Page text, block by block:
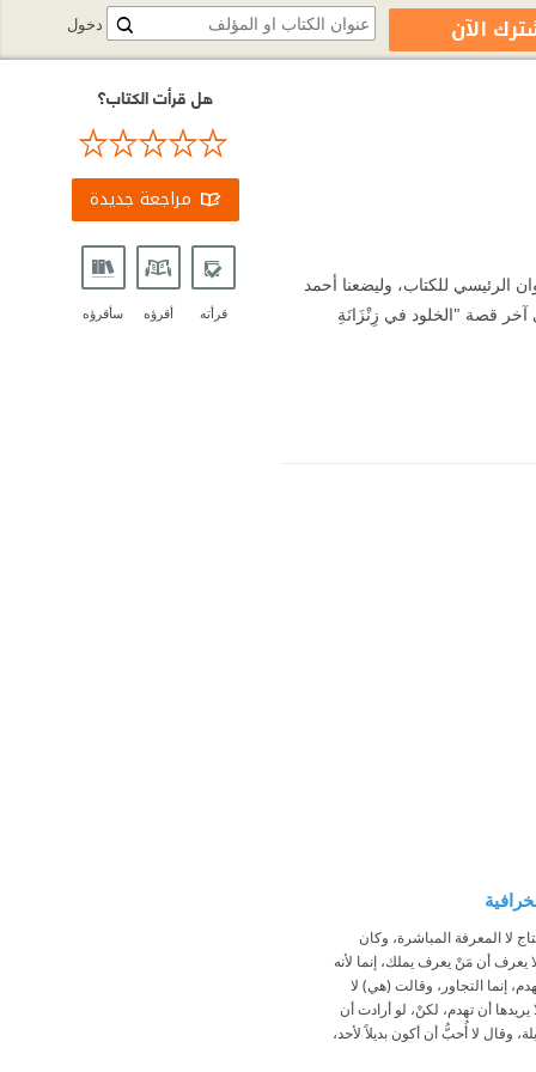
الرئيسي للكتاب، وليضعنا أحمد
قصة "الخلود في زِنْزَانَةِ
لا المعرفة المباشرة، وكان
يعرف أن مَنْ يعرف يملك، إنما لأنه
إنما التجاور، وقالت (هي) لا
أن تهدم، لكنْ، لو أرادت أن
وقال لا أُحبُّ أن أكون بديلاً لأحد،
هل قرأت الكتاب؟
مراجعة جديدة
قرأته أقرؤه سأقرؤه
دخول الآن